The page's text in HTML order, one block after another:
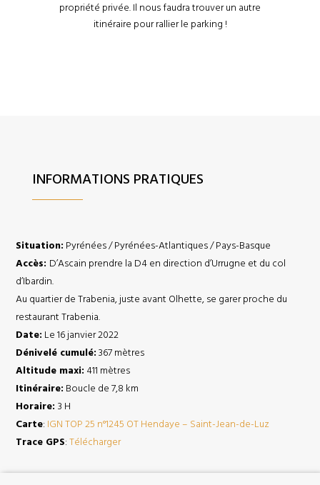
propriété privée. Il nous faudra trouver un autre
itinéraire pour rallier le parking !
INFORMATIONS PRATIQUES
Situation: Pyrénées / Pyrénées-Atlantiques / Pays-Basque
Accès: D’Ascain prendre la D4 en direction d’Urrugne et du col
d’Ibardin.
Au quartier de Trabenia, juste avant Olhette, se garer proche du
restaurant Trabenia.
Date: Le 16 janvier 2022
Dénivelé cumulé: 367 mètres
Altitude maxi: 411 mètres
Itinéraire: Boucle de 7,8 km
Horaire:3 H
Carte: IGN TOP 25 n°1245 OT Hendaye – Saint-Jean-de-Luz
Trace GPS:Télécharger